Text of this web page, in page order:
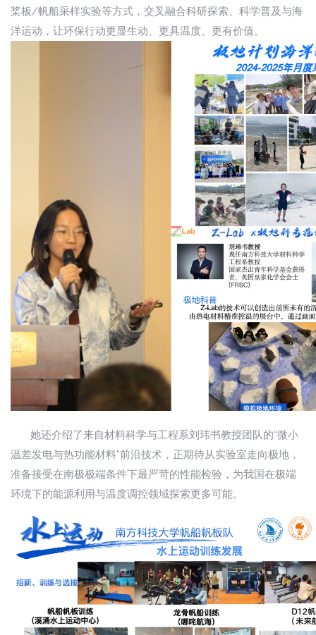
桨板/帆船采样实验等方式，交叉融合科研探索、科学普及与海
洋运动，让环保行动更显生动、更具温度、更有价值。
她还介绍了来自材料科学与工程系刘玮书教授团队的“微小
温差发电与热功能材料”前沿技术，正期待从实验室走向极地，
准备接受在南极极端条件下最严苛的性能检验，为我国在极端
环境下的能源利用与温度调控领域探索更多可能。